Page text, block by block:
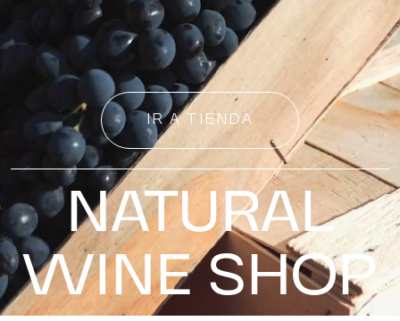
IR A TIENDA
NATURAL
WINE SHOP